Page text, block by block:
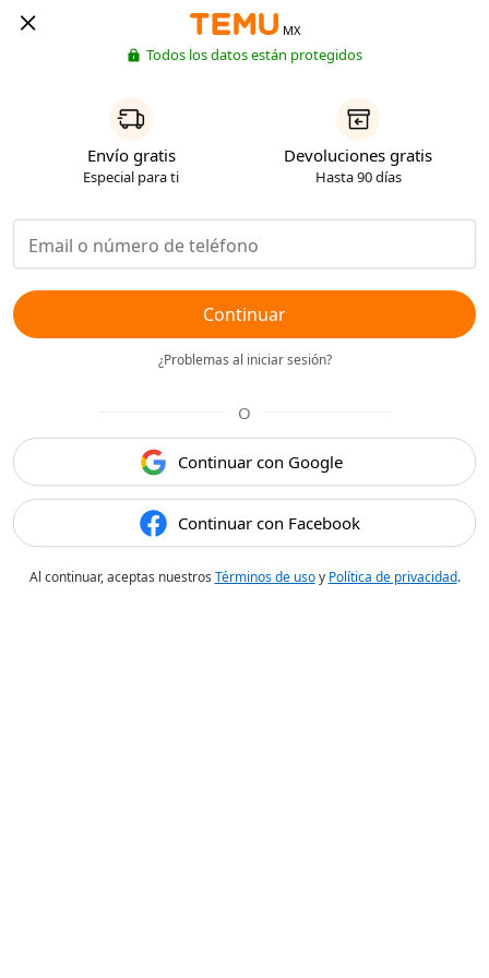
MX
Todos los datos están protegidos
Envío gratis
Especial para ti
Devoluciones gratis
Hasta 90 días
Continuar
¿Problemas al iniciar sesión?
O
Continuar con Google
Continuar con Facebook
Al continuar, aceptas nuestros Términos de usoy Política de privacidad.